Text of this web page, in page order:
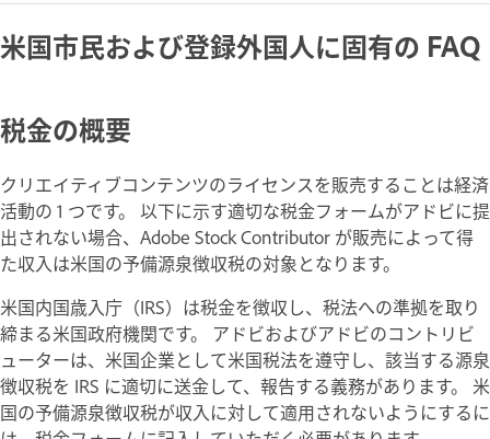
米国市民および登録外国人に固有の FAQ
税金の概要
クリエイティブコンテンツのライセンスを販売することは経済
活動の 1 つです。 以下に示す適切な税金フォームがアドビに提
出されない場合、Adobe Stock Contributor が販売によって得
た収入は米国の予備源泉徴収税の対象となります。
米国内国歳入庁（IRS）は税金を徴収し、税法への準拠を取り
締まる米国政府機関です。 アドビおよびアドビのコントリビ
ューターは、米国企業として米国税法を遵守し、該当する源泉
徴収税を IRS に適切に送金して、報告する義務があります。 米
国の予備源泉徴収税が収入に対して適用されないようにするに